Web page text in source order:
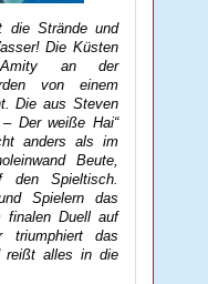
die Strände und
Die Küsten
Amity an der
von einem
Die aus Steven
Der weiße Hai“
anders als im
Beute,
den Spieltisch.
Spielern das
finalen Duell auf
triumphiert das
reißt alles in die